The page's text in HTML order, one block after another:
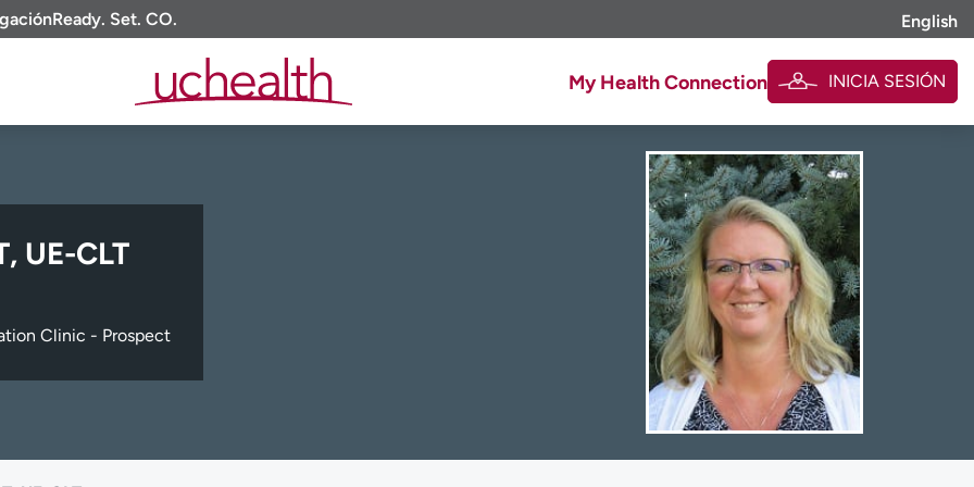
Ready. Set. CO. English
My Health Connection INICIA SESIÓN
UE-CLT
Clinic - Prospect